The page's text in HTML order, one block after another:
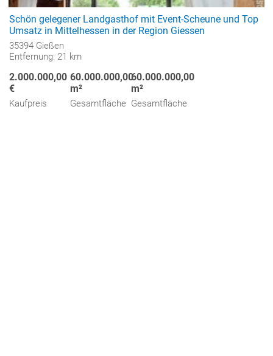
Schön gelegener Landgasthof mit Event-Scheune und Top
Umsatz in Mittelhessen in der Region Giessen
35394 Gießen
Entfernung: 21 km
2.000.000,00
€
Kaufpreis
60.000.000,00
m²
Gesamtfläche
60.000.000,00
m²
Gesamtfläche